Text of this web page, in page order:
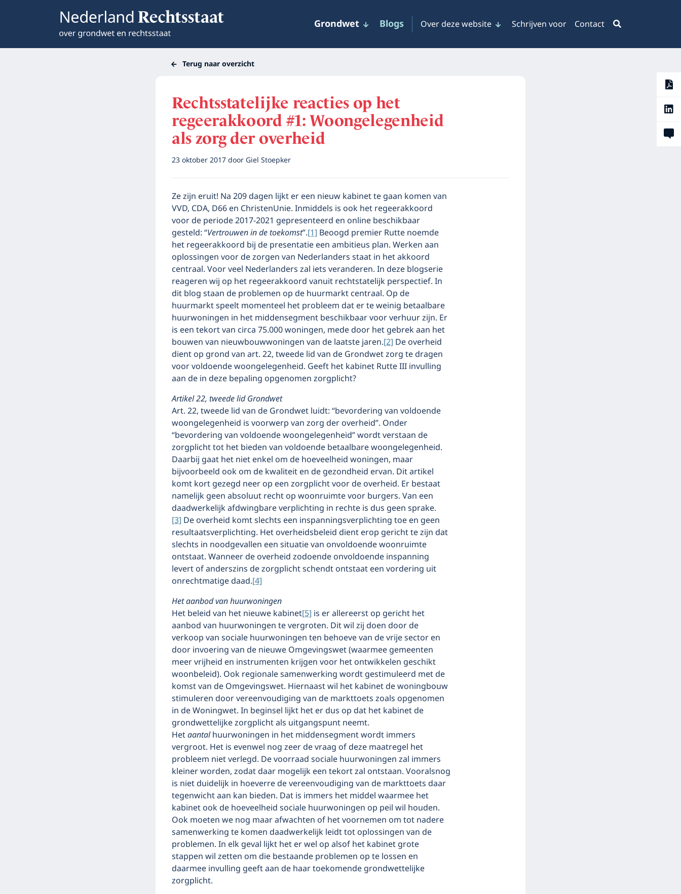
Grondwet Blogs Over deze website Schrijven voor Contact
Terug naar overzicht
Rechtsstatelijke reacties op het
regeerakkoord #1: Woongelegenheid
als zorg der overheid
23 oktober 2017door Giel Stoepker
Ze zijn eruit! Na 209 dagen lijkt er een nieuw kabinet te gaan komen van
VVD, CDA, D66 en ChristenUnie. Inmiddels is ook het regeerakkoord
voor de periode 2017-2021 gepresenteerd en online beschikbaar
gesteld: “Vertrouwen in de toekomst”.[1] Beoogd premier Rutte noemde
het regeerakkoord bij de presentatie een ambitieus plan. Werken aan
oplossingen voor de zorgen van Nederlanders staat in het akkoord
centraal. Voor veel Nederlanders zal iets veranderen. In deze blogserie
reageren wij op het regeerakkoord vanuit rechtstatelijk perspectief. In
dit blog staan de problemen op de huurmarkt centraal. Op de
huurmarkt speelt momenteel het probleem dat er te weinig betaalbare
huurwoningen in het middensegment beschikbaar voor verhuur zijn. Er
is een tekort van circa 75.000 woningen, mede door het gebrek aan het
bouwen van nieuwbouwwoningen van de laatste jaren.[2] De overheid
dient op grond van art. 22, tweede lid van de Grondwet zorg te dragen
voor voldoende woongelegenheid. Geeft het kabinet Rutte III invulling
aan de in deze bepaling opgenomen zorgplicht?
Artikel 22, tweede lid Grondwet
Art. 22, tweede lid van de Grondwet luidt: “bevordering van voldoende
woongelegenheid is voorwerp van zorg der overheid”. Onder
“bevordering van voldoende woongelegenheid” wordt verstaan de
zorgplicht tot het bieden van voldoende betaalbare woongelegenheid.
Daarbij gaat het niet enkel om de hoeveelheid woningen, maar
bijvoorbeeld ook om de kwaliteit en de gezondheid ervan. Dit artikel
komt kort gezegd neer op een zorgplicht voor de overheid. Er bestaat
namelijk geen absoluut recht op woonruimte voor burgers. Van een
daadwerkelijk afdwingbare verplichting in rechte is dus geen sprake.
[3] De overheid komt slechts een inspanningsverplichting toe en geen
resultaatsverplichting. Het overheidsbeleid dient erop gericht te zijn dat
slechts in noodgevallen een situatie van onvoldoende woonruimte
ontstaat. Wanneer de overheid zodoende onvoldoende inspanning
levert of anderszins de zorgplicht schendt ontstaat een vordering uit
onrechtmatige daad.[4]
Het aanbod van huurwoningen
Het beleid van het nieuwe kabinet[5] is er allereerst op gericht het
aanbod van huurwoningen te vergroten. Dit wil zij doen door de
verkoop van sociale huurwoningen ten behoeve van de vrije sector en
door invoering van de nieuwe Omgevingswet (waarmee gemeenten
meer vrijheid en instrumenten krijgen voor het ontwikkelen geschikt
woonbeleid). Ook regionale samenwerking wordt gestimuleerd met de
komst van de Omgevingswet. Hiernaast wil het kabinet de woningbouw
stimuleren door vereenvoudiging van de markttoets zoals opgenomen
in de Woningwet. In beginsel lijkt het er dus op dat het kabinet de
grondwettelijke zorgplicht als uitgangspunt neemt.
Hetaantalhuurwoningen in het middensegment wordt immers
vergroot. Het is evenwel nog zeer de vraag of deze maatregel het
probleem niet verlegd. De voorraad sociale huurwoningen zal immers
kleiner worden, zodat daar mogelijk een tekort zal ontstaan. Vooralsnog
is niet duidelijk in hoeverre de vereenvoudiging van de markttoets daar
tegenwicht aan kan bieden. Dat is immers het middel waarmee het
kabinet ook de hoeveelheid sociale huurwoningen op peil wil houden.
Ook moeten we nog maar afwachten of het voornemen om tot nadere
samenwerking te komen daadwerkelijk leidt tot oplossingen van de
problemen. In elk geval lijkt het er wel op alsof het kabinet grote
stappen wil zetten om die bestaande problemen op te lossen en
daarmee invulling geeft aan de haar toekomende grondwettelijke
zorgplicht.